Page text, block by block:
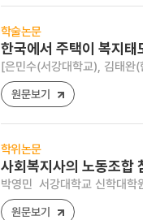
학술논문
한국에서 주택이 복지
[은민수(서강대학교), 김태완
원문보기
학위논문
사회복지사의 노동조합
박영민 서강대학교 신학대
원문보기